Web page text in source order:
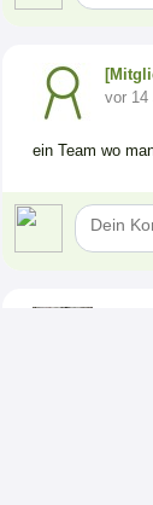
vor 14
ein Team wo